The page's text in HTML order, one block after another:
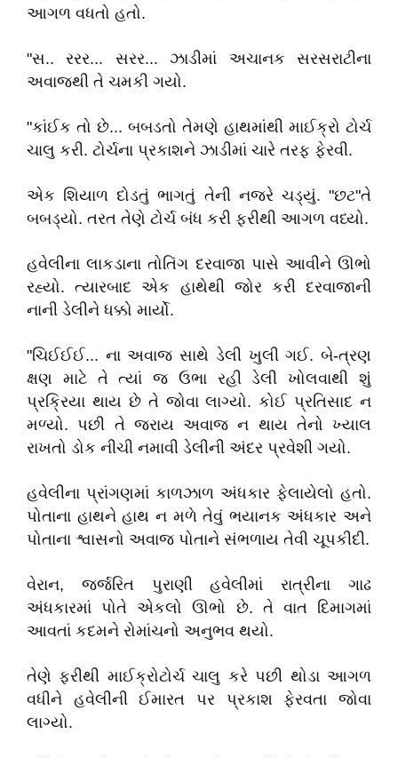
આગળ વધતો હતો.
"સ.. રરર... સરર... ઝાડીમાં અચાનક સરસરાટીના
અવાજથી તે ચમકી ગયો.
"કાંઈક તો છે... બબડતો તેમણે હાથમાંથી માઈક્રો ટોર્ચ
ચાલુ કરી. ટોર્ચના પ્રકાશને ઝાડીમાં ચારે તરફ ફેરવી.
એક શિયાળ દોડતું ભાગતું તેની નજરે ચડ્યું. "છટ"તે
બબડ્યો. તરત તેણે ટોર્ચ બંધ કરી ફરીથી આગળ વધ્યો.
હવેલીના લાકડાના તોતિંગ દરવાજા પાસે આવીને ઊભો
રહ્યો. ત્યારબાદ એક હાથેથી જોર કરી દરવાજાની
નાની ડેલીને ધક્કો માર્યો.
"ચિઈઈઈ... ના અવાજ સાથે ડેલી ખુલી ગઈ. બે-ત્રણ
ક્ષણ માટે તે ત્યાં જ ઉભા રહી ડેલી ખોલવાથી શું
પ્રક્રિયા થાય છે તે જોવા લાગ્યો. કોઈ પ્રતિસાદ ન
મળ્યો. પછી તે જરાય અવાજ ન થાય તેનો ખ્યાલ
રાખતો ડોક નીચી નમાવી ડેલીની અંદર પ્રવેશી ગયો.
હવેલીના પ્રાંગણમાં કાળઝાળ અંધકાર ફેલાયેલો હતો.
પોતાના હાથને હાથ ન મળે તેવું ભયાનક અંધકાર અને
પોતાના શ્વાસનો અવાજ પોતાને સંભળાય તેવી ચૂપકીદી.
વેરાન, જર્જરિત પુરાણી હવેલીમાં રાત્રીના ગાઢ
અંધકારમાં પોતે એકલો ઊભો છે. તે વાત દિમાગમાં
આવતાં કદમને રોમાંચનો અનુભવ થયો.
તેણે ફરીથી માઈક્રોટોર્ચ ચાલુ કરે પછી થોડા આગળ
વધીને હવેલીની ઈમારત પર પ્રકાશ ફેરવતા જોવા
લાગ્યો.